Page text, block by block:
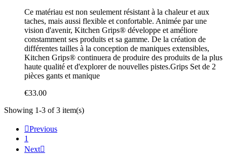
Ce matériau est non seulement résistant à la chaleur et aux
taches, mais aussi flexible et confortable. Animée par une
vision d'avenir, Kitchen Grips® développe et améliore
constamment ses produits et sa gamme. De la création de
différentes tailles à la conception de maniques extensibles,
Kitchen Grips® continuera de produire des produits de la plus
haute qualité et d'explorer de nouvelles pistes.Grips Set de 2
pièces gants et manique
€33.00
Showing 1-3 of 3 item(s)
Previous
1
Next